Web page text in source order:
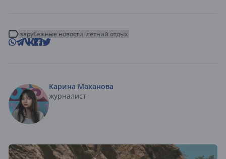
зарубежные новости летний отдых
Карина Маханова
журналист